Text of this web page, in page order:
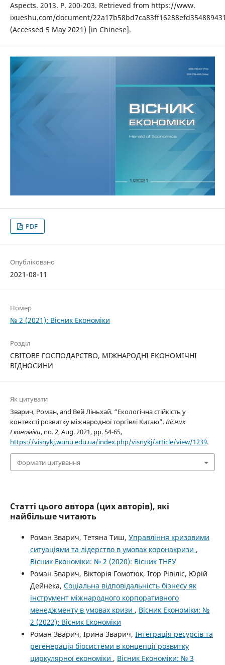
Aspects. 2013. P. 200-203. Retrieved from https://www.
ixueshu.com/document/
(Accessed 5 May 2021) [in Chinese].
PDF
Опубліковано
2021-08-11
Номер
№ 2 (2021): Вісник Економіки
Розділ
СВІТОВЕ ГОСПОДАРСТВО, МІЖНАРОДНІ ЕКОНОМІЧНІ
ВІДНОСИНИ
Як цитувати
Зварич, Роман, and Вей Ліньхай. “Екологічна стійкість у
контексті розвитку міжнародної торгівлі Китаю”.Вісник
Економіки, no. 2, Aug. 2021, pp. 54-65,
https://visnykj.wunu.edu.ua/index.php/visnykj/article/view/1239.
Формати цитування
Статті цього автора (цих авторів), які
найбільше читають
Роман Зварич, Тетяна Тиш, Управління кризовими
ситуаціями та лідерство в умовах коронакризи ,
Вісник Економіки: № 2 (2020): Вісник ТНЕУ
Роман Зварич, Вікторія Гомотюк, Ігор Рівіліс, Юрій
Дейнека, Соціальна відповідальність бізнесу як
інструмент міжнародного корпоративного
менеджменту в умовах кризи , Вісник Економіки: №
2 (2022): Вісник Економіки
Роман Зварич, Ірина Зварич, Інтеграція ресурсів та
регенерація біосистеми в концепції розвитку
циркулярної економіки , Вісник Економіки: № 3